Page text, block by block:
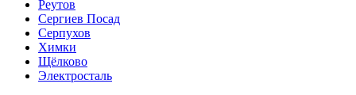
Реутов
Сергиев Посад
Серпухов
Химки
Щёлково
Электросталь